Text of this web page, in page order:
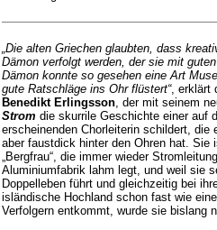
„Die alten Griechen glaubten, dass
Dämon verfolgt werden, der sie mit
Dämon konnte so gesehen eine Art
gute Ratschläge ins Ohr flüstert“, erklärt
Benedikt Erlingsson, der mit seinem
Strom die skurrile Geschichte einer auf
erscheinenden Chorleiterin schildert, die
aber faustdick hinter den Ohren hat. Sie
„Bergfrau“, die immer wieder
Aluminiumfabrik lahm legt, und weil sie
Doppelleben führt und gleichzeitig bei
isländische Hochland schon fast wie
Verfolgern entkommt, wurde sie bislang